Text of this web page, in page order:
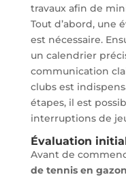
travaux afin de
Tout d’abord, une
est nécessaire.
un calendrier
communication
clubs est
étapes, il est
interruptions de
Évaluation
Avant de
de tennis en